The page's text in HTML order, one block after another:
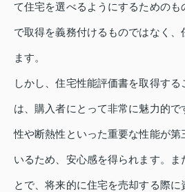
て住宅を選べるようにするための
で取得を義務付けるものではなく
ます。
しかし、住宅性能評価書を取得する
は、購入者にとって非常に魅力的
性や断熱性といった重要な性能が第
いるため、安心感を得られます。ま
とで、将来的に住宅を売却する際